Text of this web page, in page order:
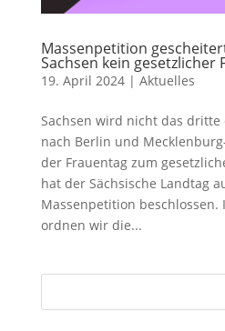
Massenpetition
Sachsen kein gesetzlicher
19. April 2024| Aktuelles
Sachsen wird nicht das
nach Berlin und
der Frauentag zum
hat der Sächsische Landtag
Massenpetition beschlossen.
ordnen wir die...